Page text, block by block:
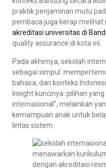
praktik penjaminan mutu
pembaca juga kerap
akreditasi universitas di
quality assurance di kota ini.
Pada akhirnya, sekolah
sebagai simpul:
bahasa, dan konteks
Insight kuncinya: pilihan
internasional”, melainkan
kemampuan anak untuk
lintas sistem.